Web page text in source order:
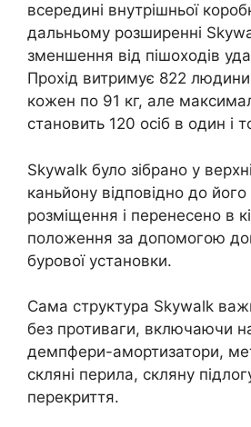
всередині внутрішньої
дальньому розширенні
зменшення від пішоходів
Прохід витримує 822
кожен по 91 кг, але
становить 120 осіб в один і
Skywalk було зібрано у
каньйону відповідно до
розміщення і перенесено в
положення за допомогою
бурової установки.
Сама структура Skywalk
без противаги, включаючи
демпфери-амортизатори,
скляні перила, скляну
перекриття.